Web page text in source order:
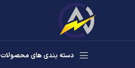
دسته بندی های محصولات